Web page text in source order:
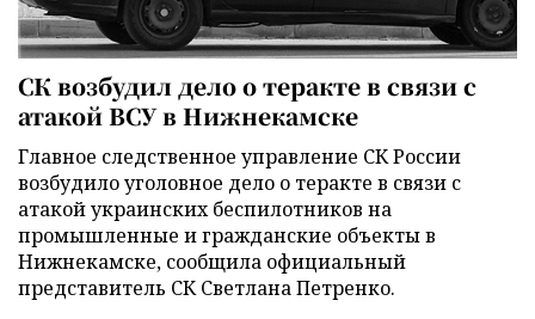
СК возбудил дело о теракте в связи с
атакой ВСУ в Нижнекамске
Главное следственное управление СК России
возбудило уголовное дело о теракте в связи с
атакой украинских беспилотников на
промышленные и гражданские объекты в
Нижнекамске, сообщила официальный
представитель СК Светлана Петренко.